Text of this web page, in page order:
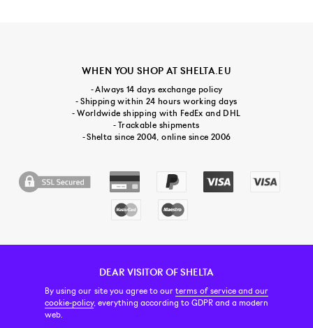
DEAR VISITOR OF SHELTA
By using our site you agree to ourterms of service and our
cookie-policy, everything according to GDPR and a modern
web.
WHEN YOU SHOP AT SHELTA.EU
- Always 14 days exchange policy
- Shipping within 24 hours working days
- Worldwide shipping with FedEx and DHL
- Trackable shipments
- Shelta since 2004, online since 2006
CUSTOMER SERVICE CONTACT & ABOUT US NEWSLETTER